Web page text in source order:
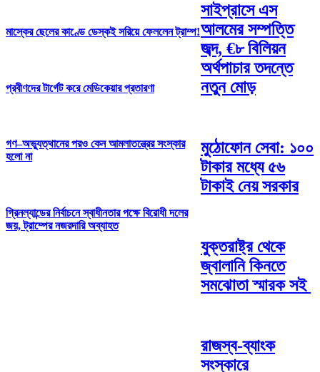
মাস্কের ছেলের কাণ্ডে ডেস্কই সরিয়ে ফেললেন ট্রাম্প!
প্রবীণদের টার্গেট করে মেডিকেয়ার প্রতারণা
গণ–অভ্যুত্থানের পরও কেন আমলাতন্ত্রের সংস্কার
হলো না
গ্রিনল্যান্ডের নির্বাচনে স্বাধীনতার পক্ষে বিরোধী দলের
জয়, ট্রাম্পের নজরদারি অব্যাহত
সাইপ্রাসে এস
আলমের সম্পত্তি
জব্দ, €৮ বিলিয়ন
অর্থপাচার তদন্তে
নতুন মোড়
মুঠোফোন সেবা: ১০০
টাকার মধ্যে ৫৬
টাকাই নেয় সরকার
যুক্তরাষ্ট্র থেকে
জ্বালানি কিনতে
সমঝোতা স্মারক সই
রাজস্ব-ব্যাংক
সংস্কারে